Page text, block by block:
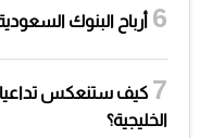
أرباح البنوك السعودية ترتفع 7.9%
كيف ستنعكس
الخليجية؟